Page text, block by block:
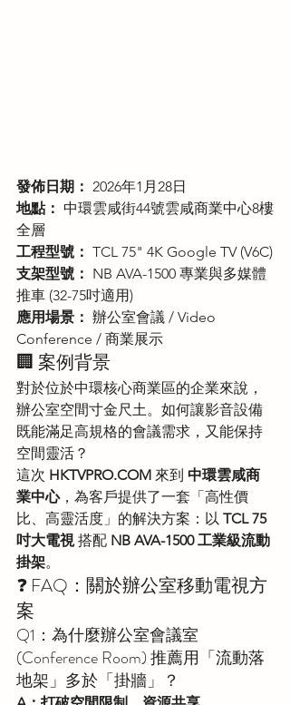
發佈日期： 2026年1月28日
地點： 中環雲咸街44號雲咸商業中心8樓
全層
工程型號： TCL 75" 4K Google TV (V6C)
支架型號： NB AVA-1500 專業與多媒體
推車 (32-75吋適用)
應用場景： 辦公室會議 / Video
Conference / 商業展示
🏢 案例背景
對於位於中環核心商業區的企業來說，
辦公室空間寸金尺土。如何讓影音設備
既能滿足高規格的會議需求，又能保持
空間靈活？
這次 HKTVPRO.COM 來到 中環雲咸商
業中心，為客戶提供了一套「高性價
比、高靈活度」的解決方案：以 TCL 75
吋大電視 搭配 NB AVA-1500 工業級流動
掛架。
❓ FAQ：關於辦公室移動電視方
案
Q1：為什麼辦公室會議室
(Conference Room) 推薦用「流動落
地架」多於「掛牆」？